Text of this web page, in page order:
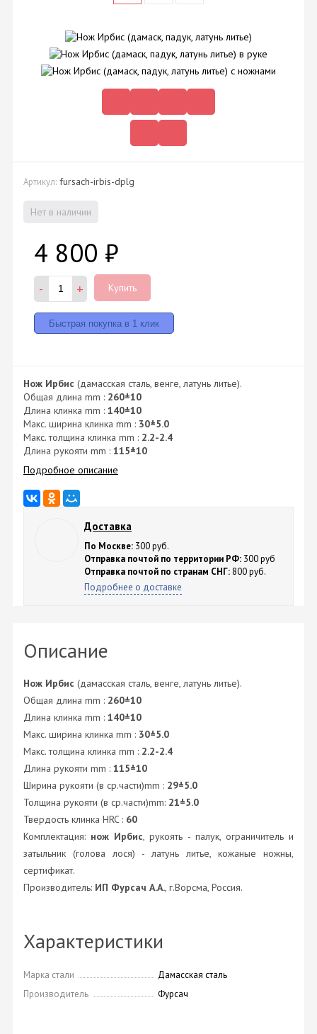
Артикул: fursach-irbis-dplg
Нет в наличии
4 800 ₽
- + Купить
Нож Ирбис (дамасская сталь, венге, латунь литье).
Общая длина mm : 260±10
Длина клинка mm : 140±10
Макс. ширина клинка mm : 30±5.0
Макс. толщина клинка mm : 2.2-2.4
Длина рукояти mm : 115±10
Подробное описание
Доставка
По Москве: 300 руб.
Отправка почтой по территории РФ: 300 руб
Отправка почтой по странам СНГ: 800 руб.
Подробнее о доставке
Описание
Нож Ирбис (дамасская сталь, венге, латунь литье).
Общая длина mm : 260±10
Длина клинка mm : 140±10
Макс. ширина клинка mm : 30±5.0
Макс. толщина клинка mm : 2.2-2.4
Длина рукояти mm : 115±10
Ширина рукояти (в ср.части)mm : 29±5.0
Толщина рукояти (в ср.части)mm: 21±5.0
Твердость клинка HRC : 60
Комплектация: нож Ирбис, рукоять - палук, ограничитель и
затыльник (голова лося) - латунь литье, кожаные ножны,
сертификат.
Производитель: ИП Фурсач А.А., г.Ворсма, Россия.
Характеристики
Марка стали
Дамасская сталь
Производитель
Фурсач